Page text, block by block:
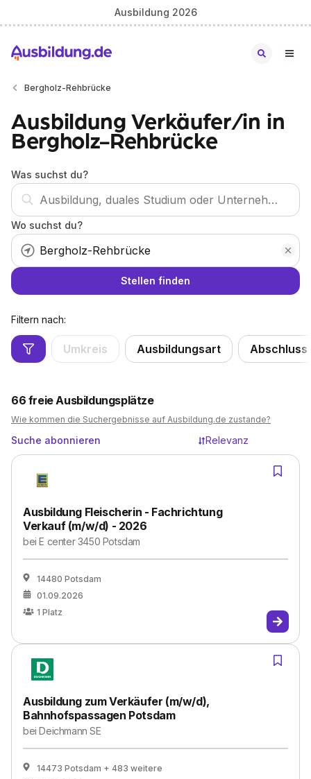
Ausbildung 2026
Bergholz-Rehbrücke
Ausbildung Verkäufer/in in
Bergholz-Rehbrücke
Was suchst du?
Wo suchst du?
Stellen finden
Filtern nach:
Umkreis Ausbildungsart Abschluss
66 freie Ausbildungsplätze
Wie kommen die Suchergebnisse auf Ausbildung.de zustande?
Suche abonnieren Relevanz
Ausbildung Fleischerin - Fachrichtung
Verkauf (m/w/d) - 2026
beiE center 3450 Potsdam
14480 Potsdam
01.09.2026
1 Platz
Ausbildung zum Verkäufer (m/w/d),
Bahnhofspassagen Potsdam
beiDeichmann SE
14473 Potsdam + 483 weitere